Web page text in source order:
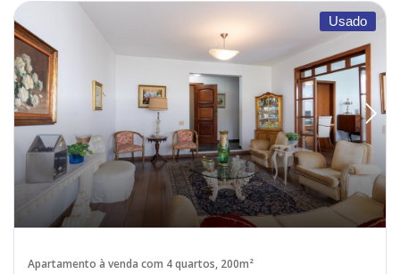
Usado
Apartamento à venda com 4 quartos, 200m²